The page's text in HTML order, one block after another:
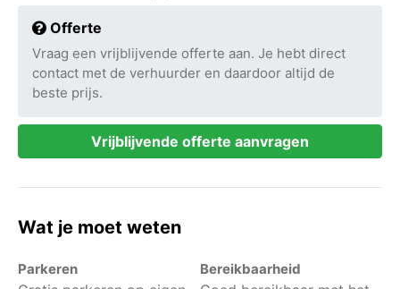
Offerte
Vraag een vrijblijvende offerte aan. Je hebt direct
contact met de verhuurder en daardoor altijd de
beste prijs.
Vrijblijvende offerte aanvragen
Wat je moet weten
Parkeren Bereikbaarheid